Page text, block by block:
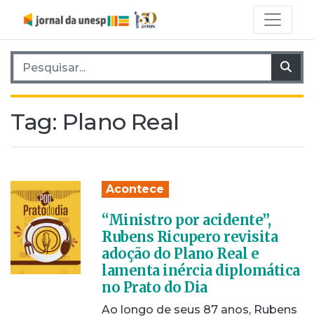
Pesquisar por:
Tag: Plano Real
Acontece
“Ministro por acidente”,
Rubens Ricupero revisita
adoção do Plano Real e
lamenta inércia diplomática
no Prato do Dia
Ao longo de seus 87 anos, Rubens